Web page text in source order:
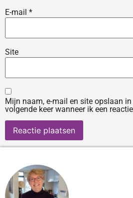
E-mail *
Site
Mijn naam, e-mail en site opslaan
volgende keer wanneer ik een